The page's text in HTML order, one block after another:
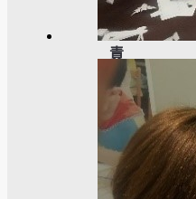
責
任
USR
專